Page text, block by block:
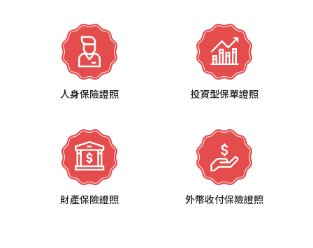
人身保險證照 投資型保單證照
財產保險證照 外幣收付保險證照